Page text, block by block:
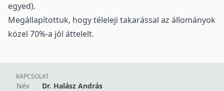
egyed).
Megállapítottuk, hogy téleleji takarással az állományok
közel 70%-a jól áttelelt.
KAPCSOLAT
Név Dr. Halász András